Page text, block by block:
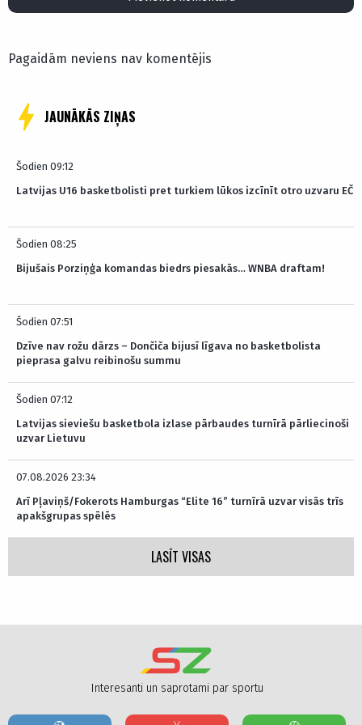
Pagaidām neviens nav komentējis
JAUNĀKĀS ZIŅAS
Šodien 09:12
Latvijas U16 basketbolisti pret turkiem lūkos izcīnīt otro uzvaru EČ
Šodien 08:25
Bijušais Porziņģa komandas biedrs piesakās… WNBA draftam!
Šodien 07:51
Dzīve nav rožu dārzs – Dončiča bijusī līgava no basketbolista
pieprasa galvu reibinošu summu
Šodien 07:12
Latvijas sieviešu basketbola izlase pārbaudes turnīrā pārliecinoši
uzvar Lietuvu
07.08.2026 23:34
Arī Pļaviņš/Fokerots Hamburgas “Elite 16” turnīrā uzvar visās trīs
apakšgrupas spēlēs
LASĪT VISAS
Interesanti un saprotami par sportu